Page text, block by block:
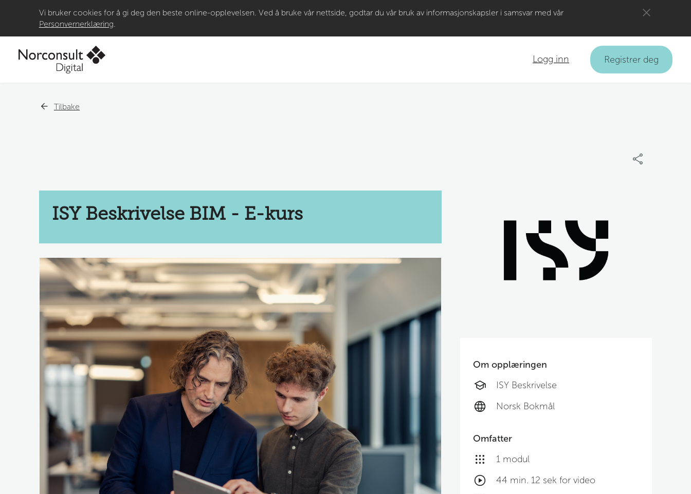
Gå til
Vi bruker cookies for å gi deg den beste online-opplevelsen. Ved å bruke vår nettside, godtar du vår bruk av informasjonskapsler i samsvar med vår
Personvernerklæring
Logg inn Registrer deg
Tilbake
ISY Beskrivelse BIM - E-kurs
Om opplæringen
ISY Beskrivelse
Norsk Bokmål
Omfatter
1 modul
44 min. 12 sek for video